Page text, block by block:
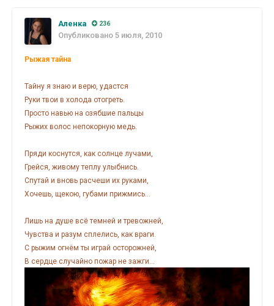
Аленка 236
Опубликовано 5 июля, 2010
Рыжая тайна
Тайну я знаю и верю, удастся
Руки твои в холода отогреть.
Просто навью на озябшие пальцы
Рыжих волос непокорную медь.
Пряди коснутся, как солнце лучами,
Грейся, живому теплу улыбнись.
Спутай и вновь расчеши их руками,
Хочешь, щекою, губами прижмись...
Лишь на душе всё темней и тревожней,
Чувства и разум сплелись, как враги.
С рыжим огнём ты играй осторожней,
В сердце случайно пожар не зажги...